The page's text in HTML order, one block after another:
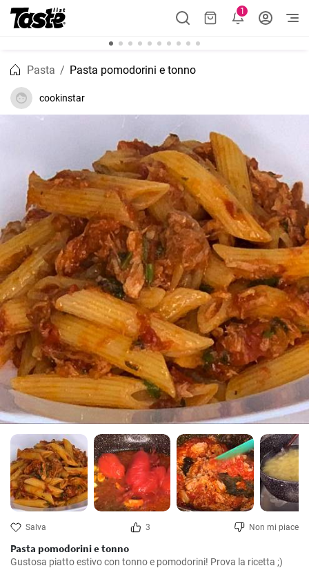
1
Pasta Pasta pomodorini e tonno
cookinstar
Salva 3 Non mi piace
Pasta pomodorini e tonno
Gustosa piatto estivo con tonno e pomodorini! Prova la ricetta ;)